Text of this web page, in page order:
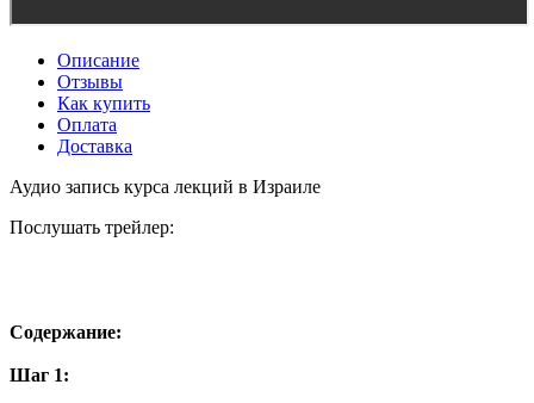
Описание
Отзывы
Как купить
Оплата
Доставка
Аудио запись курса лекций в Израиле
Послушать трейлер:
Содержание:
Шаг 1: